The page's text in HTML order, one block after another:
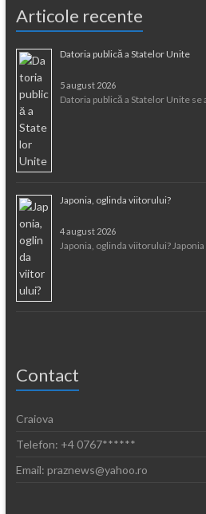
Articole recente
Datoria publică a Statelor Unite
5 august 2026
Datoria publică a Statelor Unite se
Japonia, oglinda viitorului?
4 august 2026
Japonia, oglinda viitorului? Japonia
Contact
Craiova
Telefon: +4 0767******
Email: praznews@yahoo.ro